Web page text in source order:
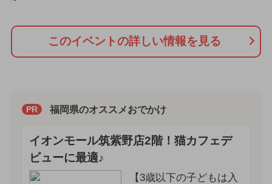
このイベントの詳しい情報を見る
PR 福岡県のオススメおでかけ
イオンモール筑紫野店2階！猫カフェデ
ビューに最適♪
【3歳以下の子どもは入